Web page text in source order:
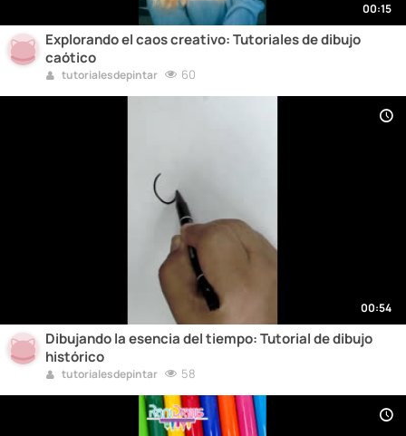
00:15
Explorando el caos creativo: Tutoriales de dibujo
caótico
tutorialesdepintar 60
00:54
Dibujando la esencia del tiempo: Tutorial de dibujo
histórico
tutorialesdepintar 58